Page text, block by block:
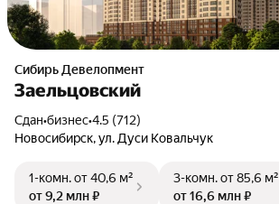
Сибирь Девелопмент
Заельцовский
Сдан•бизнес•4.5 (712)
Новосибирск, ул. Дуси Ковальчук
1-комн.от 40,6 м²
от 9,2 млн ₽
3-комн.от 85,6 м²
от 16,6 млн ₽